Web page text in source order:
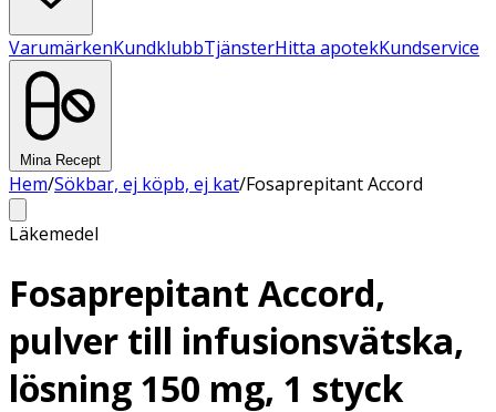
VarumärkenKundklubbTjänsterHitta apotekKundservice
Mina Recept
Hem/Sökbar, ej köpb, ej kat/Fosaprepitant Accord
Läkemedel
Fosaprepitant Accord,
pulver till infusionsvätska,
lösning 150 mg, 1 styck